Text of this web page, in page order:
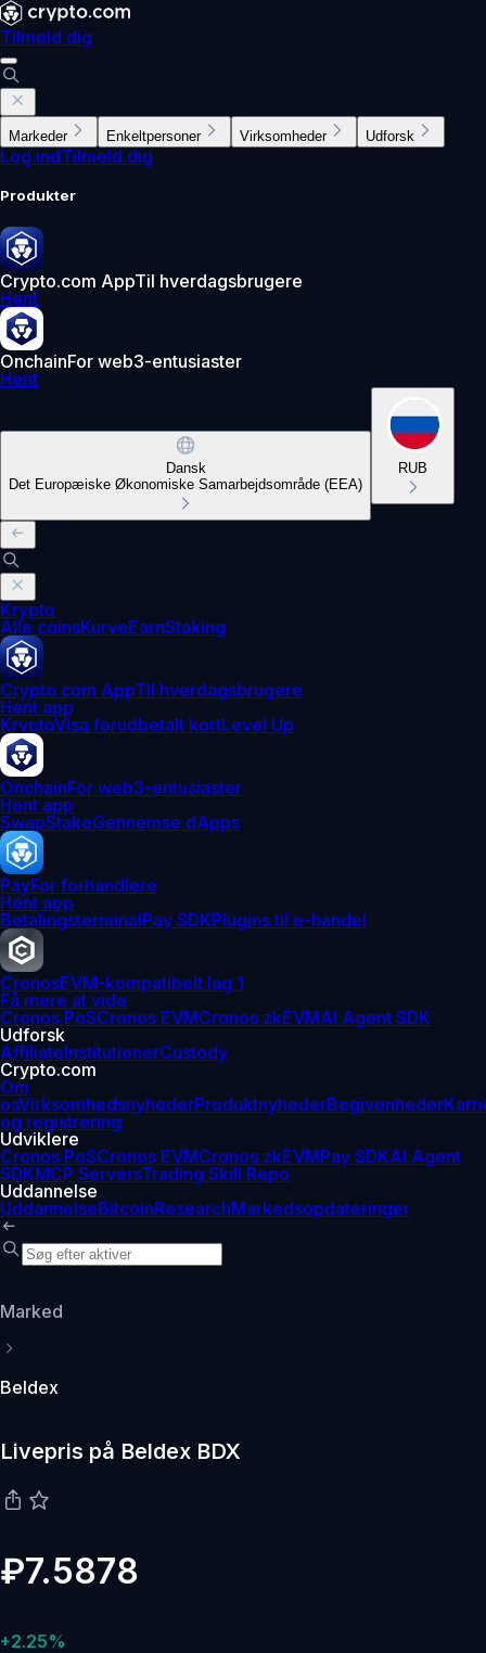
Tilmeld dig
Markeder Enkeltpersoner Virksomheder Udforsk
Log indTilmeld dig
Produkter
Crypto.com AppTil hverdagsbrugere
Hent
OnchainFor web3-entusiaster
Hent
Dansk
Det Europæiske Økonomiske Samarbejdsområde (EEA)
RUB
Krypto
Alle coinsKurveEarnStaking
Crypto.com AppTil hverdagsbrugere
Hent app
KryptoVisa forudbetalt kortLevel Up
OnchainFor web3-entusiaster
Hent app
SwapStakeGennemse dApps
PayFor forhandlere
Hent app
BetalingsterminalPay SDKPlugins til e-handel
CronosEVM-kompatibelt lag 1
Få mere at vide
Cronos PoSCronos EVMCronos zkEVMAI Agent SDK
Udforsk
AffiliateInstitutionerCustody
Crypto.com
Om
osVirksomhedsnyhederProduktnyhederBegivenheder
og registrering
Udviklere
Cronos PoSCronos EVMCronos zkEVMPay SDKAI Agent
SDKMCP ServersTrading Skill Repo
Uddannelse
UddannelseBitcoinResearchMarkedsopdateringer
Marked
Beldex
Livepris på Beldex BDX
₽7.5878
+2.25%